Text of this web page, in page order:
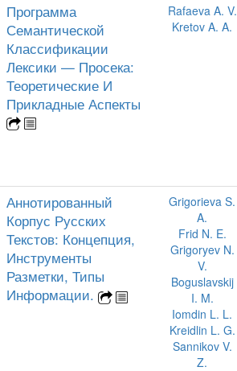
Программа
Семантической
Классификации
Лексики — Просека:
Теоретические И
Прикладные Аспекты
Rafaeva A. V.
Kretov A. A.
Аннотированный
Корпус Русских
Текстов: Концепция,
Инструменты
Разметки, Типы
Информации.
Grigorieva S.
A.
Frid N. E.
Grigoryev N.
V.
Boguslavskij
I. M.
Iomdin L. L.
Kreidlin L. G.
Sannikov V.
Z.